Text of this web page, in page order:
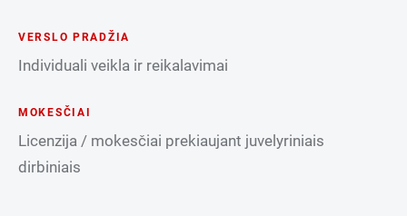
VERSLO PRADŽIA
Individuali veikla ir reikalavimai
MOKESČIAI
Licenzija / mokesčiai prekiaujant juvelyriniais
dirbiniais